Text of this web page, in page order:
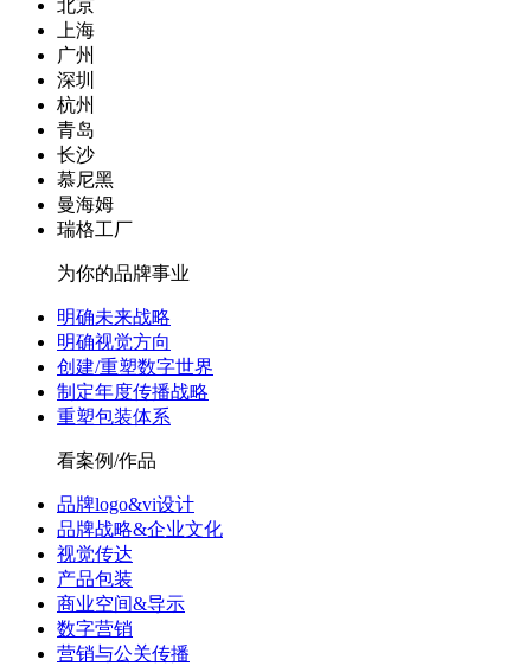
北京
上海
广州
深圳
杭州
青岛
长沙
慕尼黑
曼海姆
瑞格工厂
为你的品牌事业
明确未来战略
明确视觉方向
创建/重塑数字世界
制定年度传播战略
重塑包装体系
看案例/作品
品牌logo&vi设计
品牌战略&企业文化
视觉传达
产品包装
商业空间&导示
数字营销
营销与公关传播